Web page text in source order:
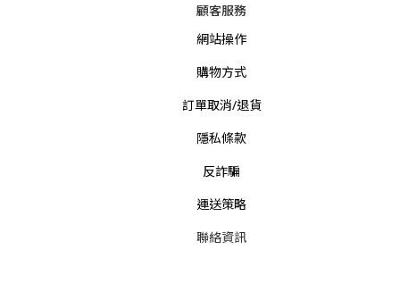
顧客服務
網站操作
購物方式
訂單取消/退貨
隱私條款
反詐騙
運送策略
聯絡資訊